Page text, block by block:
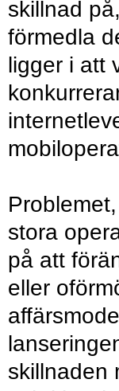
skillnad
förmedla
ligger i att
stora
på att
eller
skillnaden